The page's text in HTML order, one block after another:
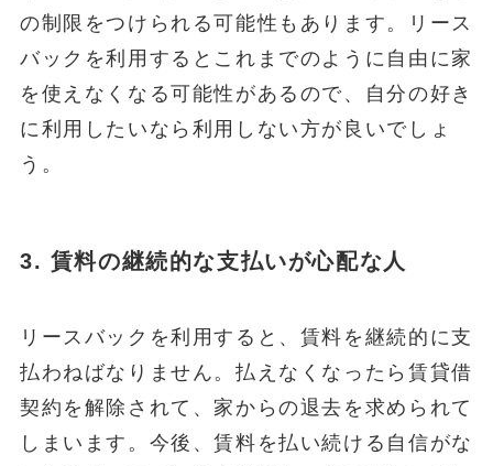
の制限をつけられる可能性もあります。リース
バックを利用するとこれまでのように自由に家
を使えなくなる可能性があるので、自分の好き
に利用したいなら利用しない方が良いでしょ
う。
3. 賃料の継続的な支払いが心配な人
リースバックを利用すると、賃料を継続的に支
払わねばなりません。払えなくなったら賃貸借
契約を解除されて、家からの退去を求められて
しまいます。今後、賃料を払い続ける自信がな